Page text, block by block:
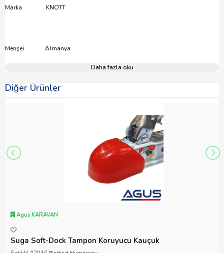
Marka KNOTT
Menşei Almanya
Daha fazla oku
Diğer Ürünler
Agus KARAVAN
Suga Soft-Dock Tampon Koruyucu Kauçuk